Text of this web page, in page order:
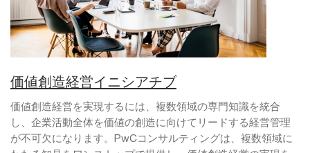
価値創造経営イニシアチブ
価値創造経営を実現するには、複数領域の専門知識を統合
し、企業活動全体を価値の創造に向けてリードする経営管理
が不可欠になります。PwCコンサルティングは、複数領域に